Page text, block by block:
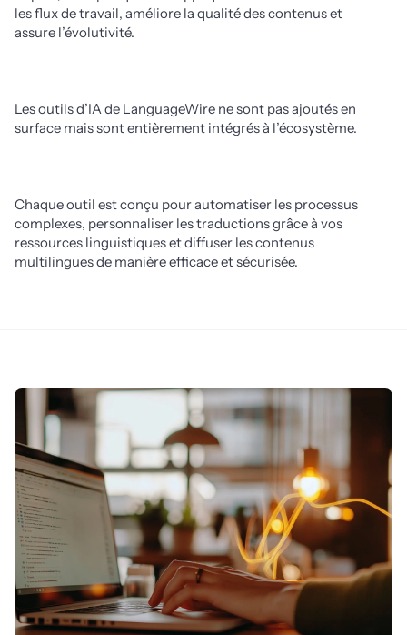
les flux de travail, améliore la qualité des contenus et
assure l’évolutivité.
Les outils d’IA de LanguageWire ne sont pas ajoutés en
surface mais sont entièrement intégrés à l’écosystème.
Chaque outil est conçu pour automatiser les processus
complexes, personnaliser les traductions grâce à vos
ressources linguistiques et diffuser les contenus
multilingues de manière efficace et sécurisée.